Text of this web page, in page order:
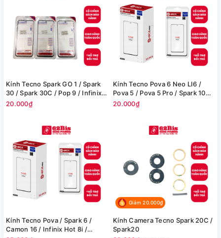
Kính Tecno Spark GO 1 / Spark
30 / Spark 30C / Pop 9 / Infinix
Smart 9 / Infinix Hot 50i - G +
20.000₫
Kính Tecno Pova 6 Neo LI6 /
Pova 5 / Pova 5 Pro / Spark 10
Pro / Spark 20 Pro / Spark 20S
20.000₫
Kính Tecno Pova / Spark 6 /
Camon 16 / Infinix Hot 8i /
Giảm 20.000₫
Kính Camera Tecno Spark 20C /
Spark20